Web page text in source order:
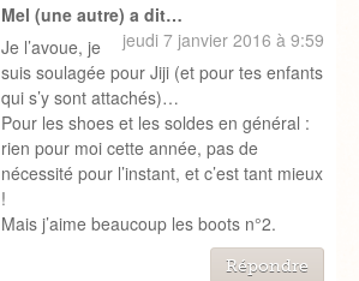
Mel (une autre) a dit…
jeudi 7 janvier 2016 à 9:59
Je l’avoue, je
suis soulagée pour Jiji (et pour tes enfants
qui s’y sont attachés)…
Pour les shoes et les soldes en général :
rien pour moi cette année, pas de
nécessité pour l’instant, et c’est tant mieux
!
Mais j’aime beaucoup les boots n°2.
Répondre